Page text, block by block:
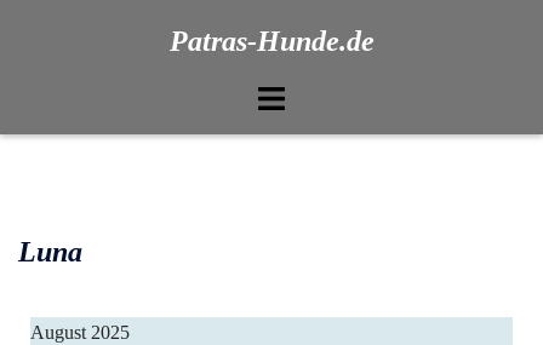
Patras-Hunde.de
Luna
August 2025